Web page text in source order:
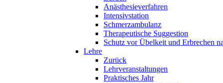
Anästhesieverfahren
Intensivstation
Schmerzambulanz
Therapeutische Suggestion
Schutz vor Übelkeit und Erbrechen
Lehre
Zurück
Lehrveranstaltungen
Praktisches Jahr